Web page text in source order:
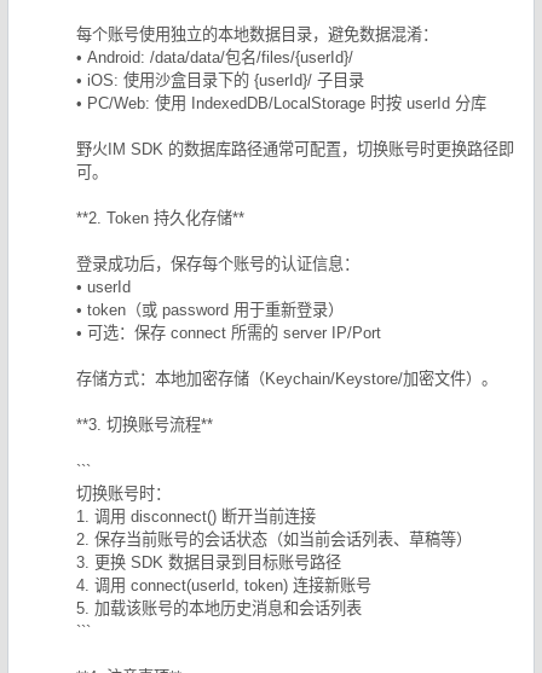
每个账号使用独立的本地数据目录，避免数据混淆：
• Android: /data/data/包名/files/{userId}/
• iOS: 使用沙盒目录下的 {userId}/ 子目录
• PC/Web: 使用 IndexedDB/LocalStorage 时按 userId 分库
野火IM SDK 的数据库路径通常可配置，切换账号时更换路径即
可。
**2. Token 持久化存储**
登录成功后，保存每个账号的认证信息：
• userId
• token（或 password 用于重新登录）
• 可选：保存 connect 所需的 server IP/Port
存储方式：本地加密存储（Keychain/Keystore/加密文件）。
**3. 切换账号流程**
```
切换账号时：
1. 调用 disconnect() 断开当前连接
2. 保存当前账号的会话状态（如当前会话列表、草稿等）
3. 更换 SDK 数据目录到目标账号路径
4. 调用 connect(userId, token) 连接新账号
5. 加载该账号的本地历史消息和会话列表
```